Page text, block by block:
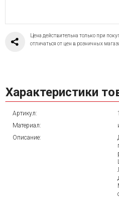
Цена действительна только при
отличаться от цен в розничных
Характеристики
Артикул:
Материал:
Описание: